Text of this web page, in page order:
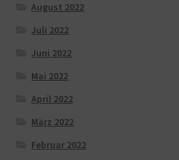
August 2022
Juli 2022
Juni 2022
Mai 2022
April 2022
März 2022
Februar 2022